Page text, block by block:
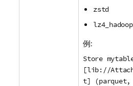
zstd
lz4_hadoop
例:
Store
[lib://
t] (parquet,